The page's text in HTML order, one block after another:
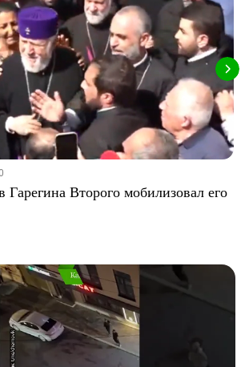
Гарегина Второго мобилизовал его